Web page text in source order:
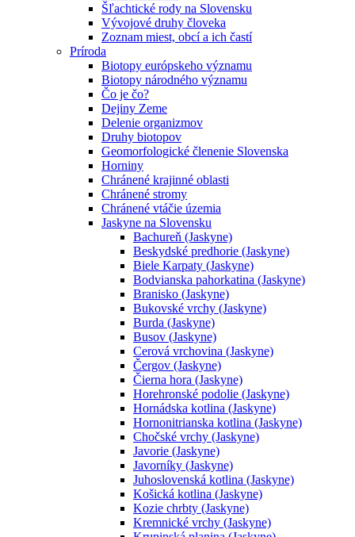
Šľachtické rody na Slovensku
Vývojové druhy človeka
Zoznam miest, obcí a ich častí
Príroda
Biotopy európskeho významu
Biotopy národného významu
Čo je čo?
Dejiny Zeme
Delenie organizmov
Druhy biotopov
Geomorfologické členenie Slovenska
Horniny
Chránené krajinné oblasti
Chránené stromy
Chránené vtáčie územia
Jaskyne na Slovensku
Bachureň (Jaskyne)
Beskydské predhorie (Jaskyne)
Biele Karpaty (Jaskyne)
Bodvianska pahorkatina (Jaskyne)
Branisko (Jaskyne)
Bukovské vrchy (Jaskyne)
Burda (Jaskyne)
Busov (Jaskyne)
Cerová vrchovina (Jaskyne)
Čergov (Jaskyne)
Čierna hora (Jaskyne)
Horehronské podolie (Jaskyne)
Hornádska kotlina (Jaskyne)
Hornonitrianska kotlina (Jaskyne)
Chočské vrchy (Jaskyne)
Javorie (Jaskyne)
Javorníky (Jaskyne)
Juhoslovenská kotlina (Jaskyne)
Košická kotlina (Jaskyne)
Kozie chrbty (Jaskyne)
Kremnické vrchy (Jaskyne)